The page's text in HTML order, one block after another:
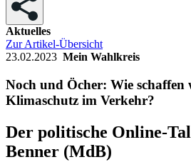
Aktuelles
Zur Artikel-Übersicht
23.02.2023 Mein Wahlkreis
Noch und Öcher: Wie schaffen
Klimaschutz im Verkehr?
Der politische Online-
Benner (MdB)